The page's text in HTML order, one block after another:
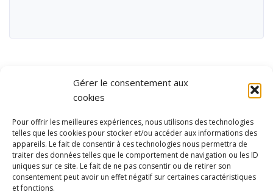
Gérer le consentement aux
cookies
Pour offrir les meilleures expériences, nous utilisons des technologies
telles que les cookies pour stocker et/ou accéder aux informations des
appareils. Le fait de consentir à ces technologies nous permettra de
traiter des données telles que le comportement de navigation ou les ID
uniques sur ce site. Le fait de ne pas consentir ou de retirer son
consentement peut avoir un effet négatif sur certaines caractéristiques
et fonctions.